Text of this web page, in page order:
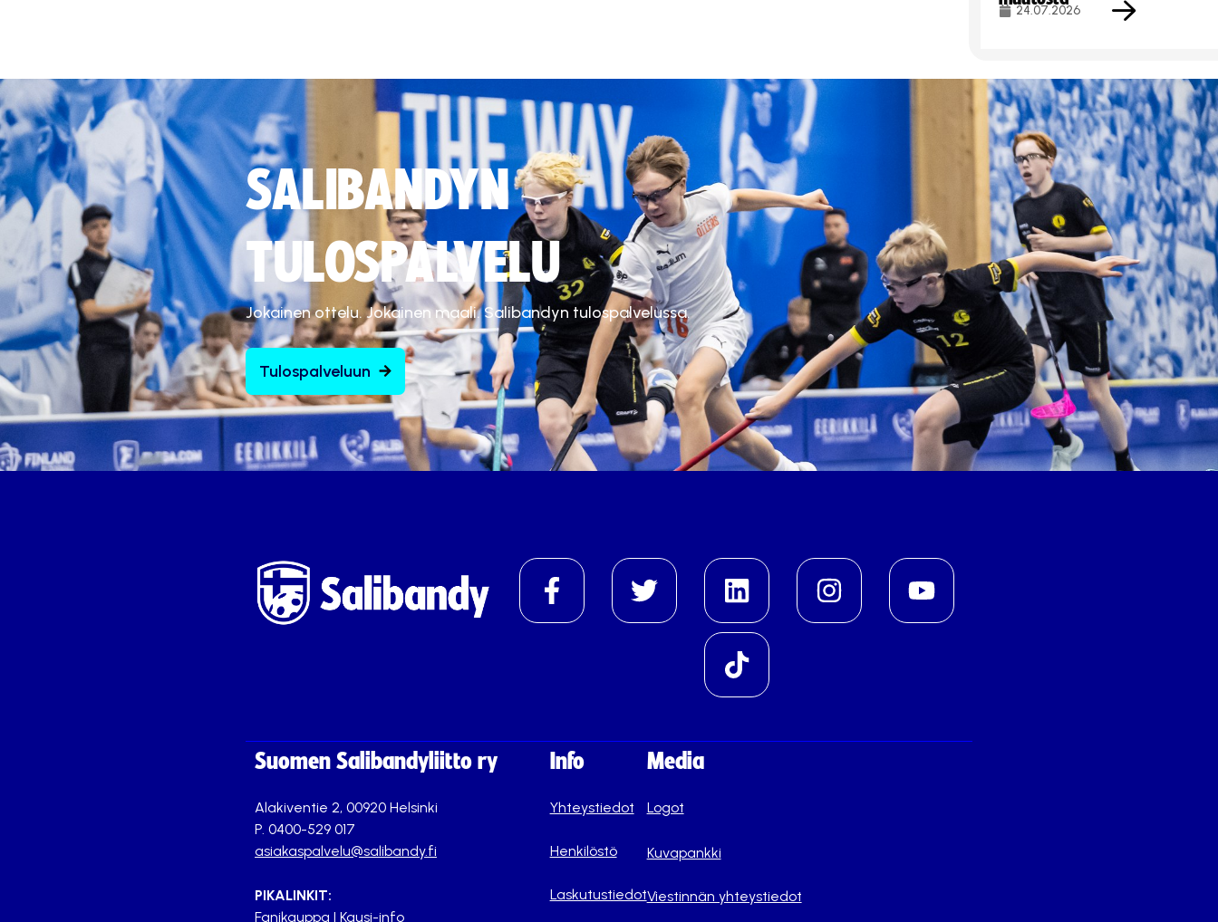
24.07.2026
SALIBANDYN
TULOSPALVELU
Jokainen ottelu. Jokainen maali. Salibandyn tulospalvelussa.
Tulospalveluun
Suomen Salibandyliitto ry
Alakiventie 2, 00920 Helsinki
P. 0400-529 017
asiakaspalvelu@salibandy.fi
PIKALINKIT:
Fanikauppa | Kausi-info
Info
Yhteystiedot
Henkilöstö
Laskutustiedot
Media
Logot
Kuvapankki
Viestinnän yhteystiedot